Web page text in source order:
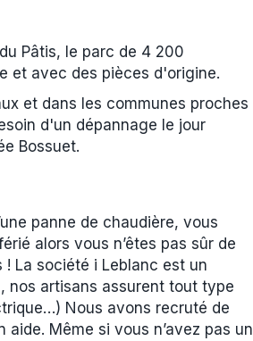
Pâtis, le parc de 4 200
et avec des pièces d'origine.
et dans les communes proches
d'un dépannage le jour
Bossuet.
panne de chaudière, vous
alors vous n’êtes pas sûr de
La société i Leblanc est un
nos artisans assurent tout type
Nous avons recruté de
Même si vous n’avez pas un